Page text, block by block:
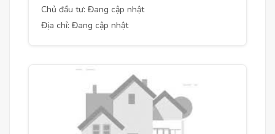
Chủ đầu tư: Đang cập nhật
Địa chỉ: Đang cập nhật